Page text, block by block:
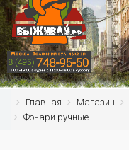
Главная Магазин
Фонари ручные